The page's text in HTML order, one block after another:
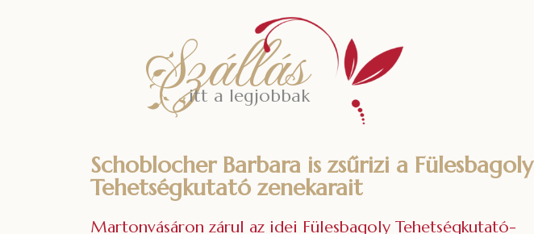
Szállás
itt a legjobbak
Schoblocher Barbara is zsűrizi a Fülesbagoly
Tehetségkutató zenekarait
Martonvásáron zárul az idei Fülesbagoly Tehetségkutató-